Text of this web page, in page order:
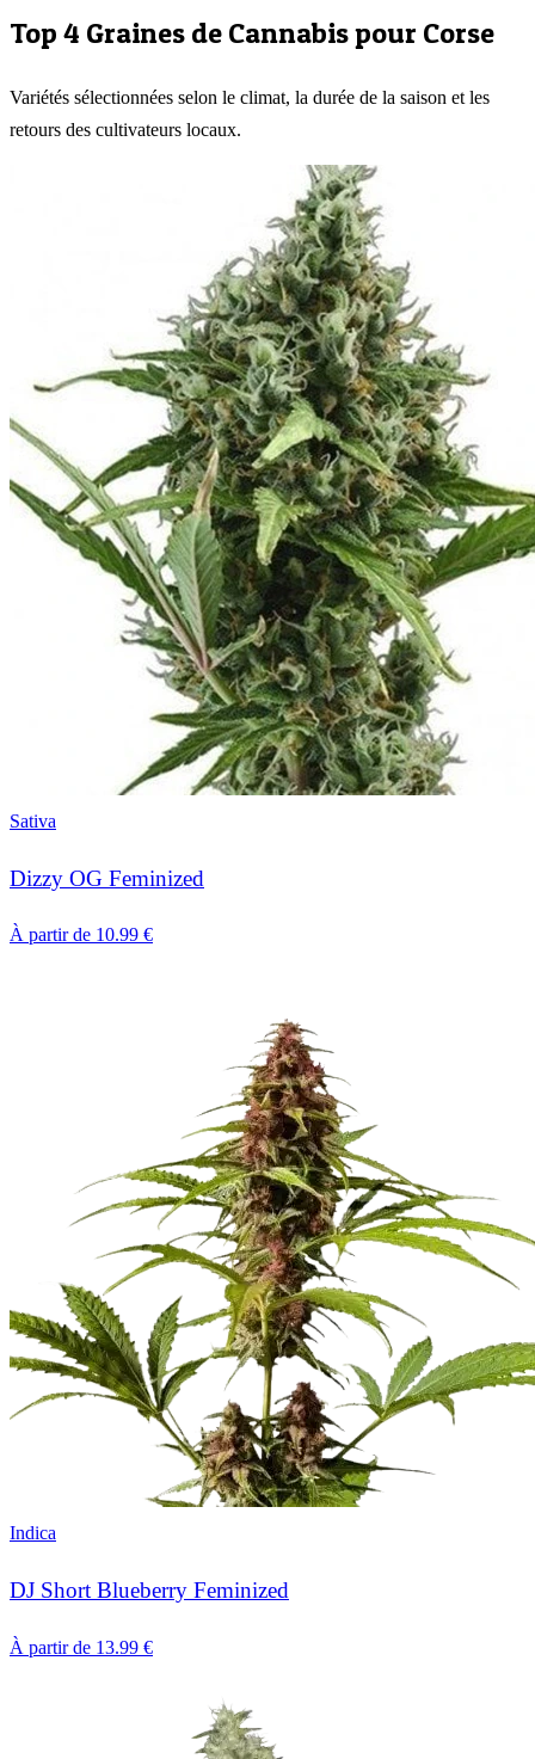
Top 4 Graines de Cannabis pour Corse
Variétés sélectionnées selon le climat, la durée de la saison et les
retours des cultivateurs locaux.
Sativa
Dizzy OG Feminized
À partir de 10.99 €
Indica
DJ Short Blueberry Feminized
À partir de 13.99 €